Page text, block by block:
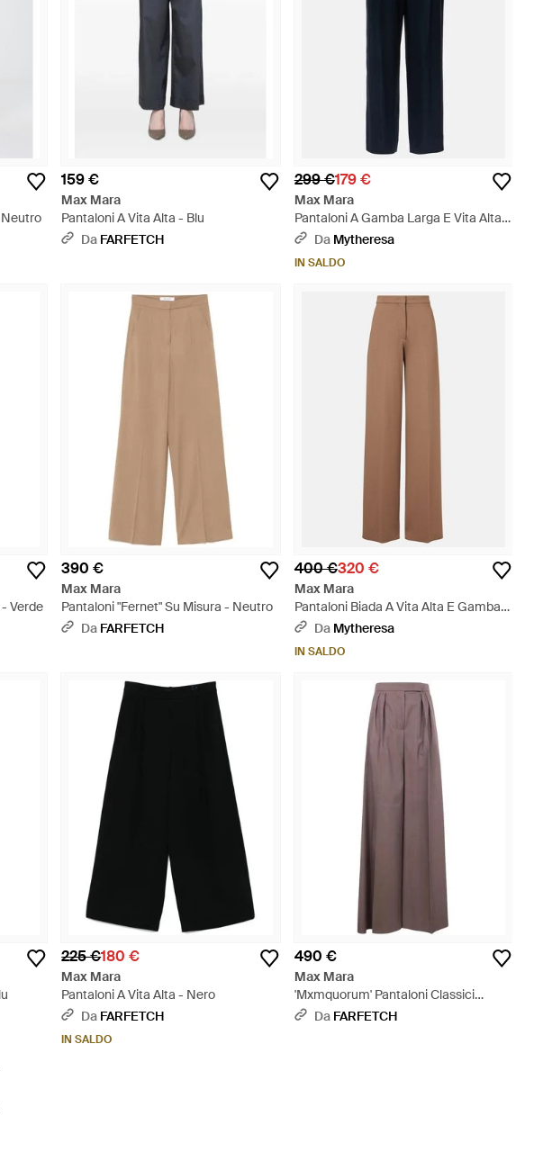
Neutro
159 €
Max Mara
Pantaloni A Vita Alta - Blu
Da FARFETCH
299 €179 €
Max Mara
Pantaloni A Gamba Larga E Vita Alta -
Blu Da Mytheresa
IN SALDO
Verde
390 €
Max Mara
Pantaloni "Fernet" Su Misura - Neutro
Da FARFETCH
400 €320 €
Max Mara
Pantaloni Biada A Vita Alta E Gamba
Larga - Marrone
Da Mytheresa
IN SALDO
225 €180 €
Max Mara
Pantaloni A Vita Alta - Nero
Da FARFETCH
IN SALDO
490 €
Max Mara
'Mxmquorum' Pantaloni Classici
Iconici - Marrone
Da FARFETCH